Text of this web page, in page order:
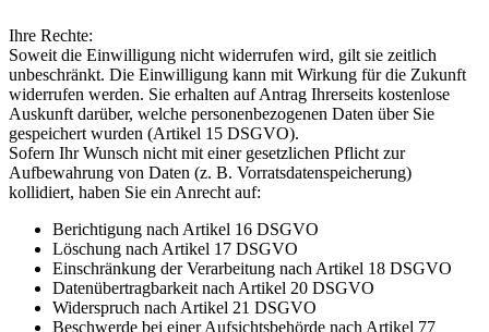
Ihre Rechte:
Soweit die Einwilligung nicht widerrufen wird, gilt sie zeitlich
unbeschränkt. Die Einwilligung kann mit Wirkung für die Zukunft
widerrufen werden. Sie erhalten auf Antrag Ihrerseits kostenlose
Auskunft darüber, welche personenbezogenen Daten über Sie
gespeichert wurden (Artikel 15 DSGVO).
Sofern Ihr Wunsch nicht mit einer gesetzlichen Pflicht zur
Aufbewahrung von Daten (z. B. Vorratsdatenspeicherung)
kollidiert, haben Sie ein Anrecht auf:
Berichtigung nach Artikel 16 DSGVO
Löschung nach Artikel 17 DSGVO
Einschränkung der Verarbeitung nach Artikel 18 DSGVO
Datenübertragbarkeit nach Artikel 20 DSGVO
Widerspruch nach Artikel 21 DSGVO
Beschwerde bei einer Aufsichtsbehörde nach Artikel 77